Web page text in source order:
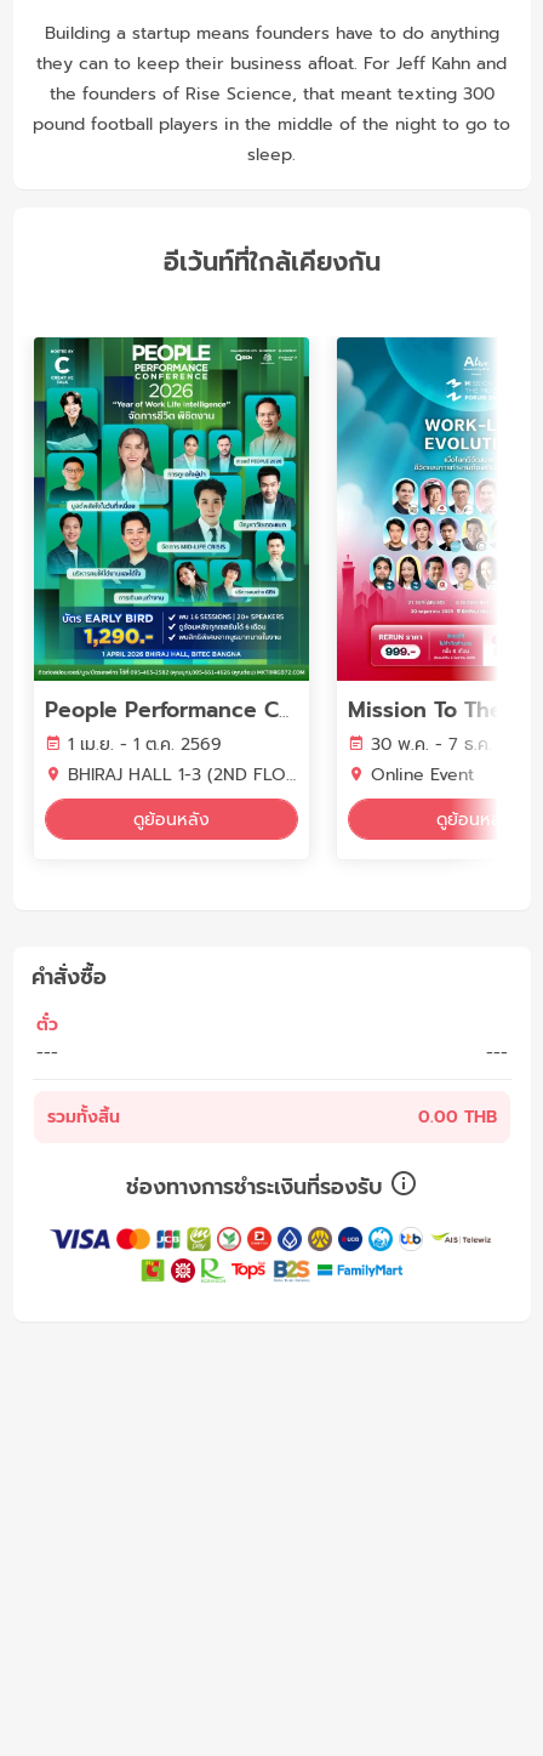
Building a startup means founders have to do anything
they can to keep their business afloat. For Jeff Kahn and
the founders of Rise Science, that meant texting 300
pound football players in the middle of the night to go to
sleep.
อีเว้นท์ที่ใกล้เคียงกัน
People Performance Conference (PPC2026) - YEAR OF WORK LIFE INTELLIGENCE
1 เม.ย. - 1 ต.ค. 2569
BHIRAJ HALL 1-3 (2ND FLOOR) BITEC BANGNA
ดูย้อนหลัง
30 พ.ค. - 7 ธ.ค. 2569
Online Event
ดูย้อนหลัง
คำสั่งซื้อ
ตั๋ว
---
---
รวมทั้งสิ้น 0.00 THB
ช่องทางการชำระเงินที่รองรับ